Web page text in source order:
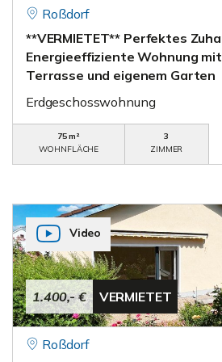
Roßdorf
**VERMIETET** Perfektes
Energieeffiziente Wohnung
Terrasse und eigenem Garten
Erdgeschosswohnung
75 m²
WOHNFLÄCHE
3
ZIMMER
1.400,- € VERMIETET
Video
Roßdorf